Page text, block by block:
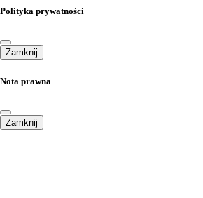
Polityka prywatności
Zamknij
Nota prawna
Zamknij